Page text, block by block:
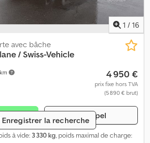
1 / 16
avec bâche
/ Swiss-Vehicle
4 950 €
prix fixe hors TVA
(5 890 € brut)
Appel
à vide: 3 330 kg, poids maximal de charge:
Enregistrer la recherche